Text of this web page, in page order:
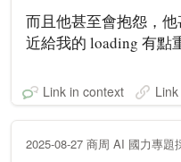
而且他甚至會抱怨，
近給我的 loading 有點
Link in context Link
2025-08-27 商周 AI 國力專題